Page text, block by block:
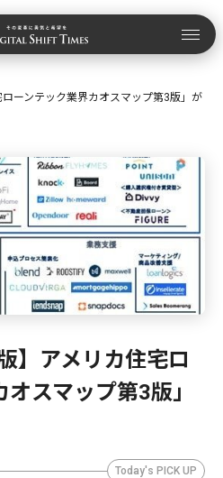
ローンテック業界カオスマップ第3版」が
】アメリカ住宅ロ
スマップ第3版」
Today's PICK UP